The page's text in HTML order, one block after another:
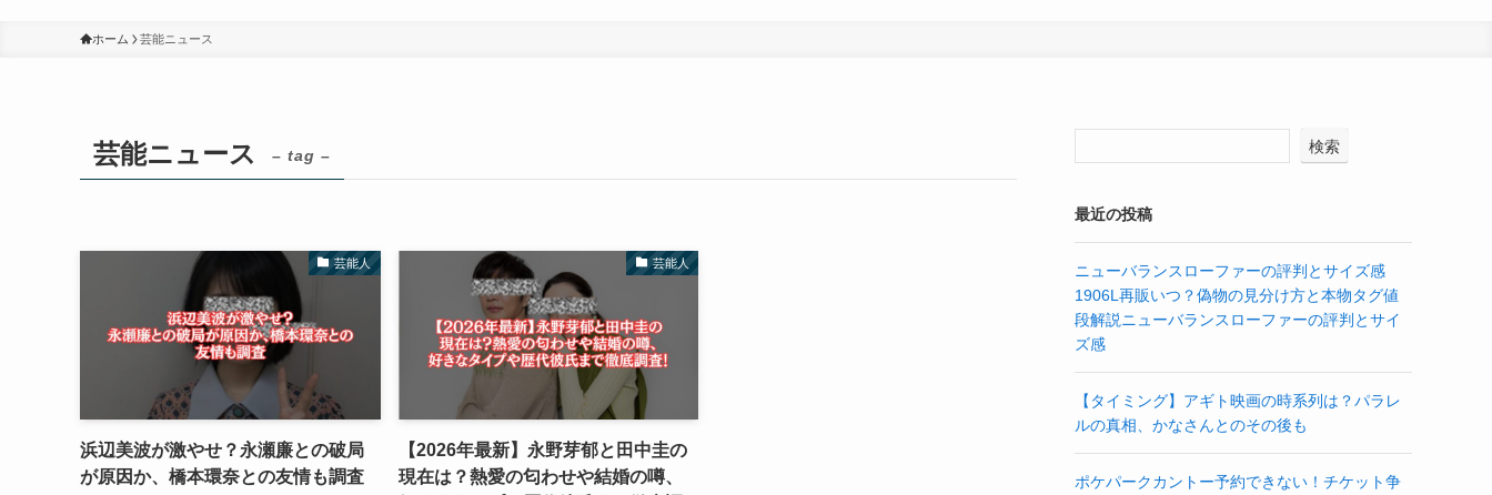
ホーム 芸能ニュース
芸能ニュース – tag –
芸能人
浜辺美波が激やせ？永瀬廉との破局
が原因か、橋本環奈との友情も調査
芸能人
【2026年最新】永野芽郁と田中圭の
現在は？熱愛の匂わせや結婚の噂、
検索
最近の投稿
ニューバランスローファーの評判とサイズ感
1906L再販いつ？偽物の見分け方と本物タグ値
段解説ニューバランスローファーの評判とサイ
ズ感
【タイミング】アギト映画の時系列は？パラレ
ルの真相、かなさんとのその後も
ポケパークカントー予約できない！チケット争